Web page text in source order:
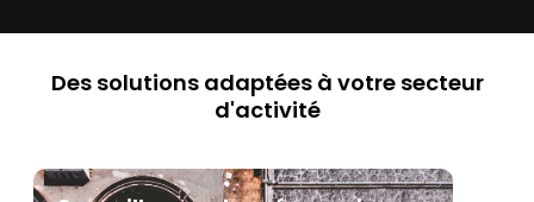
Des solutions adaptées à votre secteur
d'activité